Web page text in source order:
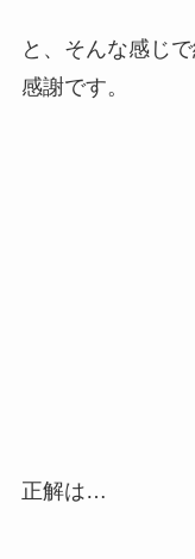
と、そんな感じ
感謝です。
正解は…